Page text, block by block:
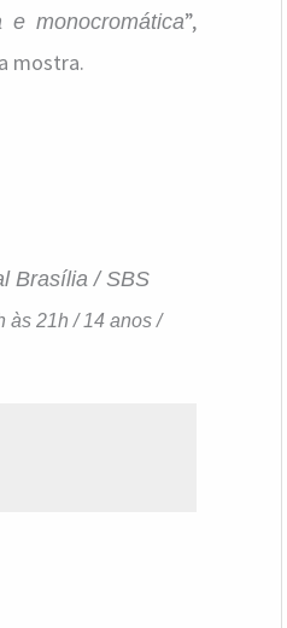
monocromática”,
mostra.
Brasília / SBS
às 21h / 14 anos /